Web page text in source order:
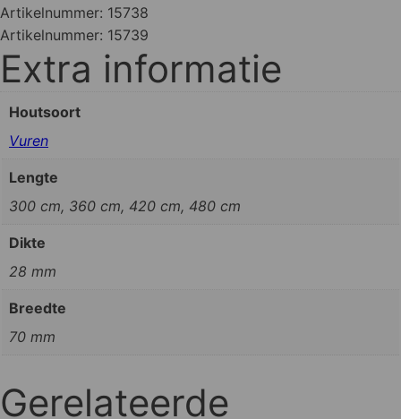
Artikelnummer: 15738
Artikelnummer: 15739
Extra informatie
Houtsoort
Vuren
Lengte
300 cm, 360 cm, 420 cm, 480 cm
Dikte
28 mm
Breedte
70 mm
Gerelateerde